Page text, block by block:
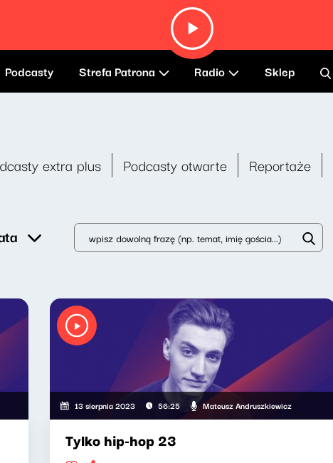
Podcasty Strefa Patrona Radio Sklep
extra plus Podcasty otwarte Reportaże
13 sierpnia 2023 56:25 Mateusz Andruszkiewicz
Tylko hip-hop 23